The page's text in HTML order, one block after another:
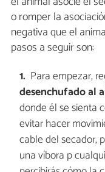
o romper la
negativa que el
pasos a seguir son:
Para empezar,
desenchufado al
donde él se sienta
evitar hacer
cable del secador,
una víbora p